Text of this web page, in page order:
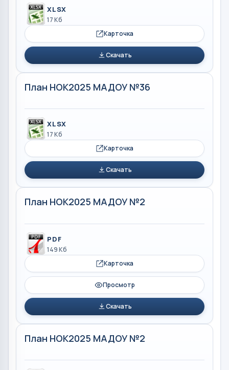
XLSX
17 Кб
Карточка
Скачать
План НОК2025 МАДОУ №36
XLSX
17 Кб
Карточка
Скачать
План НОК2025 МАДОУ №2
PDF
149 Кб
Карточка
Просмотр
Скачать
План НОК2025 МАДОУ №2